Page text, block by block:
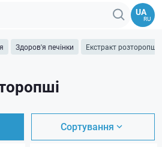
UA
RU
Здоров'я печінки Екстракт розторопші
Сортування